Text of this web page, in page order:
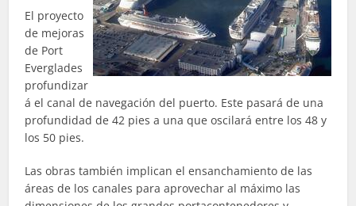
El proyecto
de mejoras
de Port
Everglades
profundizar
á el canal de navegación del puerto. Este pasará de una
profundidad de 42 pies a una que oscilará entre los 48 y
los 50 pies.
Las obras también implican el ensanchamiento de las
áreas de los canales para aprovechar al máximo las